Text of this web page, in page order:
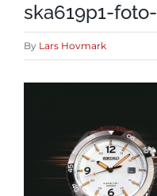
ska619p1-
By Lars Hovmark